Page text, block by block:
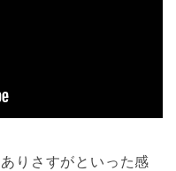
りさすがといった感